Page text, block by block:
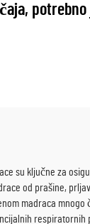
potrebno
su ključne za
od prašine,
madraca
respiratornih